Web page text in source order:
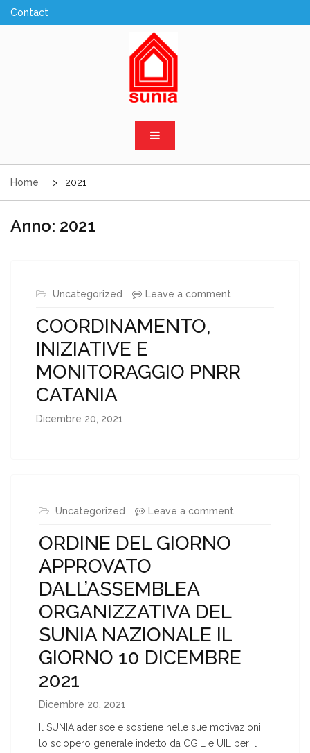
Skip
to
Home 2021
Anno: 2021
Uncategorized Leave a comment
COORDINAMENTO,
INIZIATIVE E
MONITORAGGIO PNRR
CATANIA
Dicembre 20, 2021
Uncategorized Leave a comment
ORDINE DEL GIORNO
APPROVATO
DALL’ASSEMBLEA
ORGANIZZATIVA DEL
SUNIA NAZIONALE IL
GIORNO 10 DICEMBRE
2021
Dicembre 20, 2021
Il SUNIA aderisce e sostiene nelle sue motivazioni
lo sciopero generale indetto da CGIL e UIL per il